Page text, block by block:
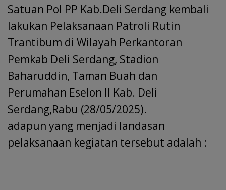
k p
Satuan Pol PP Kab.Deli Serdang kembali
lakukan Pelaksanaan Patroli Rutin
Trantibum di Wilayah Perkantoran
Pemkab Deli Serdang, Stadion
Baharuddin, Taman Buah dan
Perumahan Eselon II Kab. Deli
Serdang,Rabu (28/05/2025).
adapun yang menjadi landasan
pelaksanaan kegiatan tersebut adalah :